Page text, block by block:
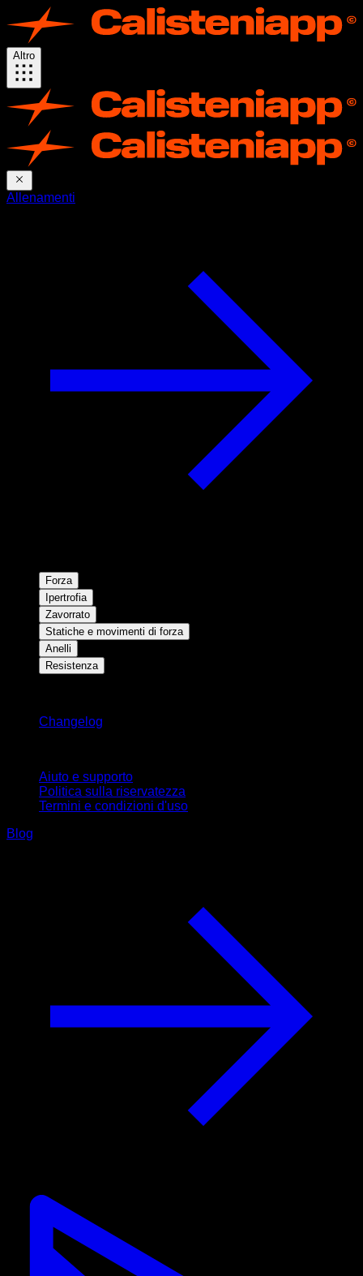
Altro
Allenamenti
Forza
Ipertrofia
Zavorrato
Statiche e movimenti di forza
Anelli
Resistenza
Changelog
Aiuto e supporto
Politica sulla riservatezza
Termini e condizioni d'uso
Blog